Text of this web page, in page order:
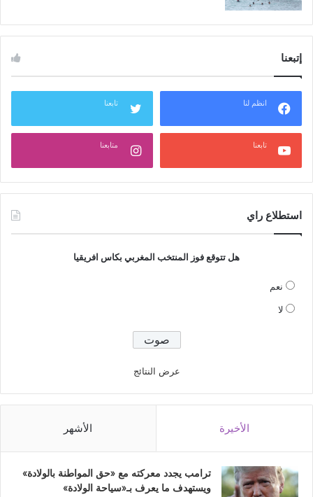
إتبعنا
انظم لنا تابعنا
تابعنا متابعنا
استطلاع راي
هل تتوقع فوز المنتخب المغربي بكاس افريقيا
نعم
لا
عرض النتائج
الأخيرة الأشهر
ترامب يجدد معركته مع «حق المواطنة بالولادة»
ويستهدف ما يعرف بـ«سياحة الولادة»